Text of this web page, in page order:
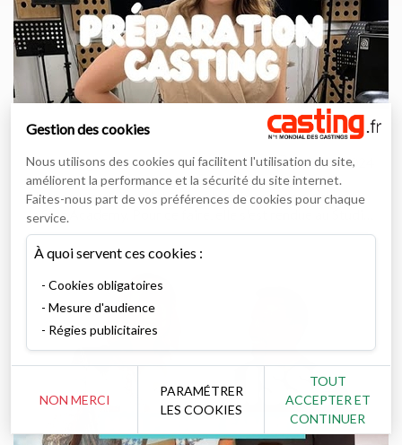
casting.fr
03/05/2024
Notre envoyée spéciale Shany'z prépare son casting de
la Star Academy. Pour ce faire, elle s'est rendue au Studio
Bleu pour un cours de chant avec la coach vocale
Floriane Colson.
Gestion des cookies
Nous utilisons des cookies qui facilitent l'utilisation du site,
améliorent la performance et la sécurité du site internet.
Faites-nous part de vos préférences de cookies pour chaque
service.
À quoi servent ces cookies :
Cookies obligatoires
Mesure d'audience
Régies publicitaires
NON MERCI
PARAMÉTRER
LES COOKIES
TOUT
ACCEPTER ET
CONTINUER